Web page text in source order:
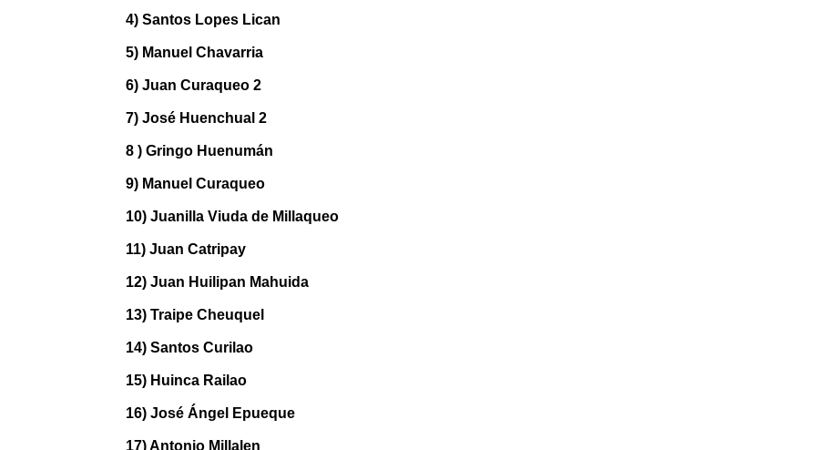
4) Santos Lopes Lican
5) Manuel Chavarria
6) Juan Curaqueo 2
7) José Huenchual 2
8 ) Gringo Huenumán
9) Manuel Curaqueo
10) Juanilla Viuda de Millaqueo
11) Juan Catripay
12) Juan Huilipan Mahuida
13) Traipe Cheuquel
14) Santos Curilao
15) Huinca Railao
16) José Ángel Epueque
17) Antonio Millalen